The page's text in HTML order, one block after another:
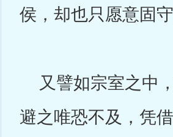
侯，却也只愿意固
又譬如宗室之中
避之唯恐不及，凭